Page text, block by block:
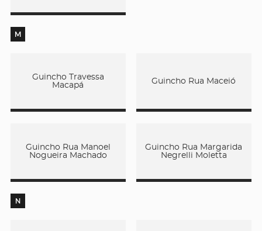
M
Guincho Travessa
Macapá
Guincho Rua Maceió
Guincho Rua Manoel
Nogueira Machado
Guincho Rua Margarida
Negrelli Moletta
N